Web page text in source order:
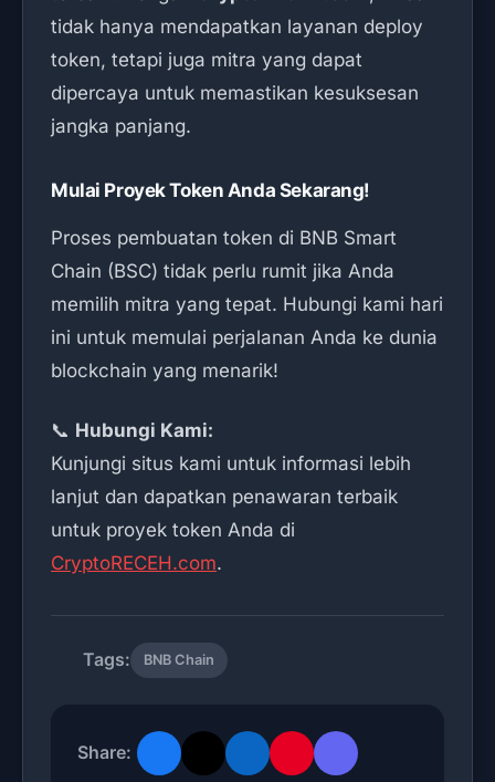
tidak hanya mendapatkan layanan deploy
token, tetapi juga mitra yang dapat
dipercaya untuk memastikan kesuksesan
jangka panjang.
Mulai Proyek Token Anda Sekarang!
Proses pembuatan token di BNB Smart
Chain (BSC) tidak perlu rumit jika Anda
memilih mitra yang tepat. Hubungi kami hari
ini untuk memulai perjalanan Anda ke dunia
blockchain yang menarik!
📞 Hubungi Kami:
Kunjungi situs kami untuk informasi lebih
lanjut dan dapatkan penawaran terbaik
untuk proyek token Anda di
CryptoRECEH.com.
Tags: BNB Chain
Share: